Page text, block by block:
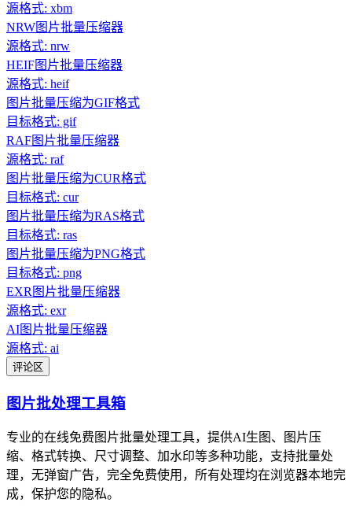
源格式: xbm
NRW图片批量压缩器
源格式: nrw
HEIF图片批量压缩器
源格式: heif
图片批量压缩为GIF格式
目标格式: gif
RAF图片批量压缩器
源格式: raf
图片批量压缩为CUR格式
目标格式: cur
图片批量压缩为RAS格式
目标格式: ras
图片批量压缩为PNG格式
目标格式: png
EXR图片批量压缩器
源格式: exr
AI图片批量压缩器
源格式: ai
评论区
图片批处理工具箱
专业的在线免费图片批量处理工具，提供AI生图、图片压
缩、格式转换、尺寸调整、加水印等多种功能，支持批量处
理，无弹窗广告，完全免费使用，所有处理均在浏览器本地完
成，保护您的隐私。